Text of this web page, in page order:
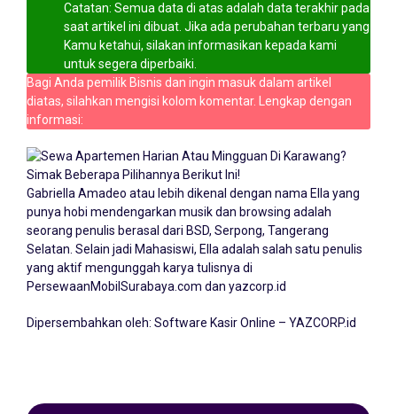
Catatan: Semua data di atas adalah data terakhir pada
saat artikel ini dibuat. Jika ada perubahan terbaru yang
Kamu ketahui, silakan informasikan kepada kami
untuk segera diperbaiki.
Bagi Anda pemilik Bisnis dan ingin masuk dalam artikel
diatas, silahkan mengisi kolom komentar. Lengkap dengan
informasi:
Gabriella Amadeo atau lebih dikenal dengan nama Ella yang
punya hobi mendengarkan musik dan browsing adalah
seorang penulis berasal dari BSD, Serpong, Tangerang
Selatan. Selain jadi Mahasiswi, Ella adalah salah satu penulis
yang aktif mengunggah karya tulisnya di
PersewaanMobilSurabaya.com dan yazcorp.id
Dipersembahkan oleh: Software Kasir Online – YAZCORP.id